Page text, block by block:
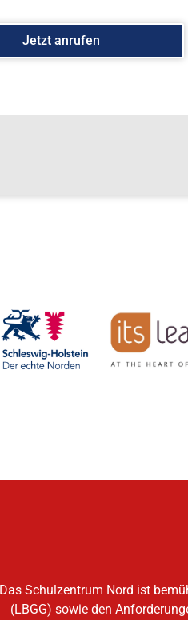
Jetzt anrufen
Das Schulzentrum Nord ist
(LBGG) sowie den